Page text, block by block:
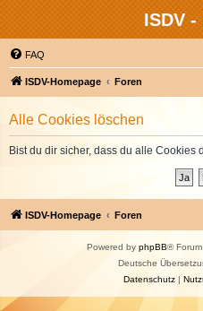
ISDV -
FAQ
ISDV-Homepage Foren
Alle Cookies löschen
Bist du dir sicher, dass du alle Cookies
ISDV-Homepage Foren
Powered by phpBB®
Deutsche
Datenschutz|